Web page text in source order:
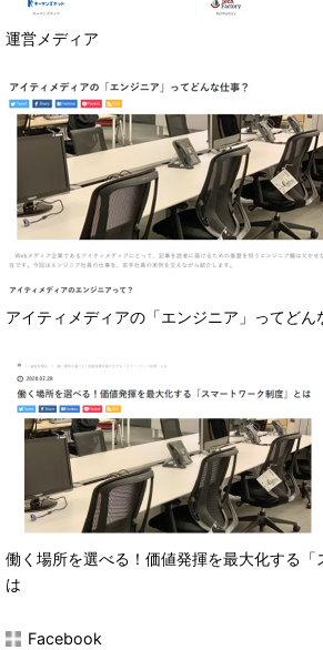
運営メディア
アイティメディアの「エンジニア」ってどん
働く場所を選べる！価値発揮を最大化する「
は
Facebook